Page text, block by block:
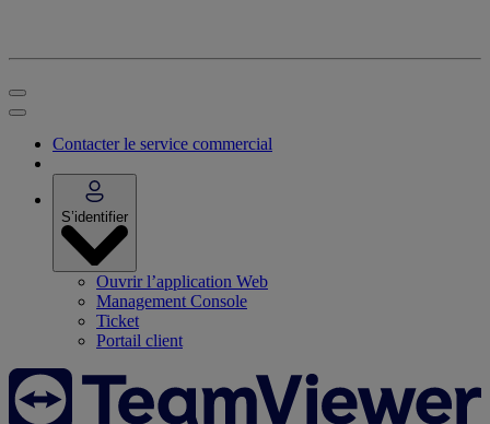
Contacter le service commercial
S’identifier
Ouvrir l’application Web
Management Console
Ticket
Portail client